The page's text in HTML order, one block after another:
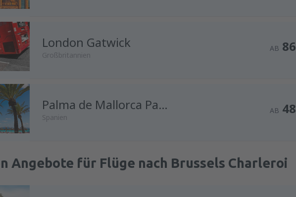
London Gatwick
Großbritannien
AB 86
Palma de Mallorca Palma de Mallorca Airport
Spanien
AB 48
Angebote für Flüge nach Brussels Charleroi